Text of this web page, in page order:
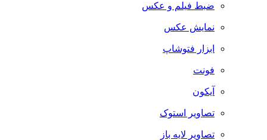
ضبط فيلم و عكس
نمایش عکس
ابزار فتوشاپ
فونت
آیکون
تصاویر استوک
تصاویر لایه باز